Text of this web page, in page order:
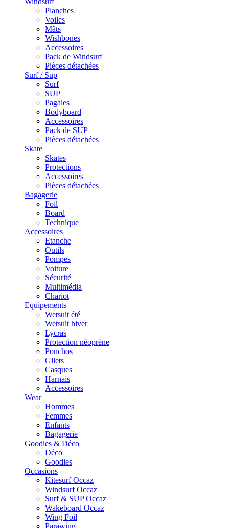
Planches
Voiles
Mâts
Wishbones
Accessoires
Pack de Windsurf
Pièces détachées
Surf / Sup
Surf
SUP
Pagaies
Bodyboard
Accessoires
Pack de SUP
Pièces détachées
Skate
Skates
Protections
Accessoires
Pièces détachées
Bagagerie
Foil
Board
Technique
Accessoires
Etanche
Outils
Pompes
Voiture
Sécurité
Multimédia
Chariot
Equipements
Wetsuit été
Wetsuit hiver
Lycras
Protection néoprène
Ponchos
Gilets
Casques
Harnais
Accessoires
Wear
Hommes
Femmes
Enfants
Bagagerie
Goodies & Déco
Déco
Goodies
Occasions
Kitesurf Occaz
Windsurf Occaz
Surf & SUP Occaz
Wakeboard Occaz
Wing Foil
Parawing